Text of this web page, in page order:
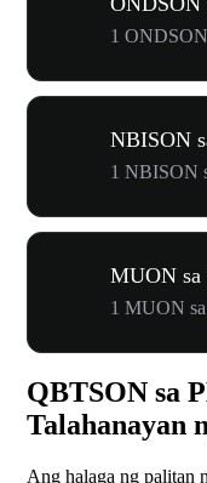
1
NBISON
1 NBISON
MUON sa
1 MUON
QBTSON sa
Talahanayan
Ang halaga ng palitan